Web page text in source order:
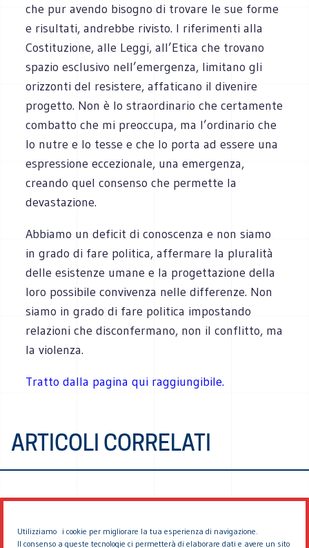
Utilizziamo i cookie per migliorare la tua esperienza di navigazione.
Il consenso a queste tecnologie ci permetterà di elaborare dati e avere un sito
che pur avendo bisogno di trovare le sue forme
e risultati, andrebbe rivisto. I riferimenti alla
Costituzione, alle Leggi, all’Etica che trovano
spazio esclusivo nell’emergenza, limitano gli
orizzonti del resistere, affaticano il divenire
progetto. Non è lo straordinario che certamente
combatto che mi preoccupa, ma l’ordinario che
lo nutre e lo tesse e che lo porta ad essere una
espressione eccezionale, una emergenza,
creando quel consenso che permette la
devastazione.
Abbiamo un deficit di conoscenza e non siamo
in grado di fare politica, affermare la pluralità
delle esistenze umane e la progettazione della
loro possibile convivenza nelle differenze. Non
siamo in grado di fare politica impostando
relazioni che disconfermano, non il conflitto, ma
la violenza.
Tratto dalla pagina qui raggiungibile.
ARTICOLI CORRELATI